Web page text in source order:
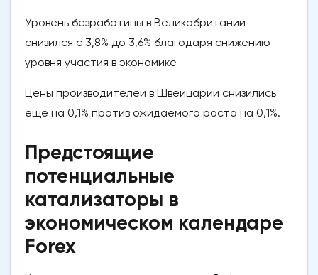
Уровень безработицы в Великобритании
снизился с 3,8% до 3,6% благодаря снижению
уровня участия в экономике
Цены производителей в Швейцарии снизились
еще на 0,1% против ожидаемого роста на 0,1%.
Предстоящие
потенциальные
катализаторы в
экономическом календаре
Forex